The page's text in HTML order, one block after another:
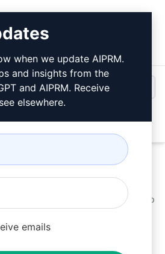
sesión
Configuration
Preguntas de expertos sobre Gitlab
June 13, 2023
when we update AIPRM.
and insights from the
and AIPRM. Receive
elsewhere.
emails